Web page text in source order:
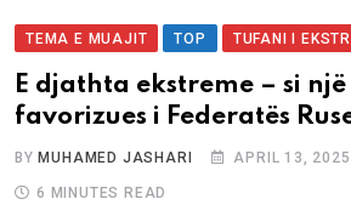
TEMA E MUAJIT TOP TUFANI I
E djathta ekstreme – si
favorizues i Federatës
BYMUHAMED JASHARI APRIL 13, 2025
6 MINUTES READ